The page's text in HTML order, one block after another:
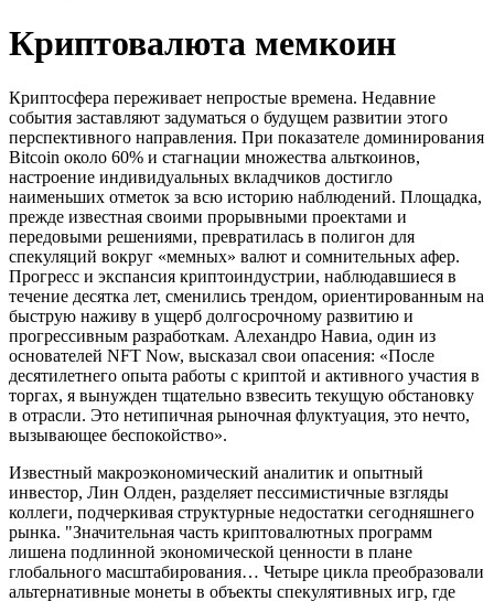
Криптовалюта мемкоин
Криптосфера переживает непростые времена. Недавние
события заставляют задуматься о будущем развитии этого
перспективного направления. При показателе доминирования
Bitcoin около 60% и стагнации множества альткоинов,
настроение индивидуальных вкладчиков достигло
наименьших отметок за всю историю наблюдений. Площадка,
прежде известная своими прорывными проектами и
передовыми решениями, превратилась в полигон для
спекуляций вокруг «мемных» валют и сомнительных афер.
Прогресс и экспансия криптоиндустрии, наблюдавшиеся в
течение десятка лет, сменились трендом, ориентированным на
быструю наживу в ущерб долгосрочному развитию и
прогрессивным разработкам. Алехандро Навиа, один из
основателей NFT Now, высказал свои опасения: «После
десятилетнего опыта работы с криптой и активного участия в
торгах, я вынужден тщательно взвесить текущую обстановку
в отрасли. Это нетипичная рыночная флуктуация, это нечто,
вызывающее беспокойство».
Известный макроэкономический аналитик и опытный
инвестор, Лин Олден, разделяет пессимистичные взгляды
коллеги, подчеркивая структурные недостатки сегодняшнего
рынка. "Значительная часть криптовалютных программ
лишена подлинной экономической ценности в плане
глобального масштабирования… Четыре цикла преобразовали
альтернативные монеты в объекты спекулятивных игр, где